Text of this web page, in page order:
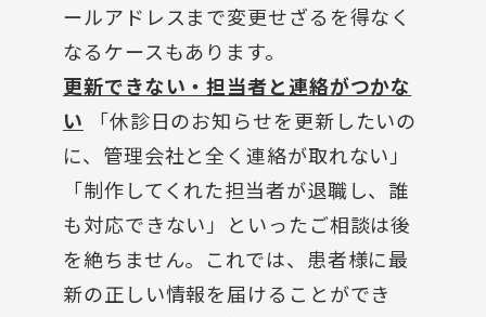
ールアドレスまで変更せざるを得なく
なるケースもあります。
更新できない・担当者と連絡がつかな
い 「休診日のお知らせを更新したいの
に、管理会社と全く連絡が取れない」
「制作してくれた担当者が退職し、誰
も対応できない」といったご相談は後
を絶ちません。これでは、患者様に最
新の正しい情報を届けることができ